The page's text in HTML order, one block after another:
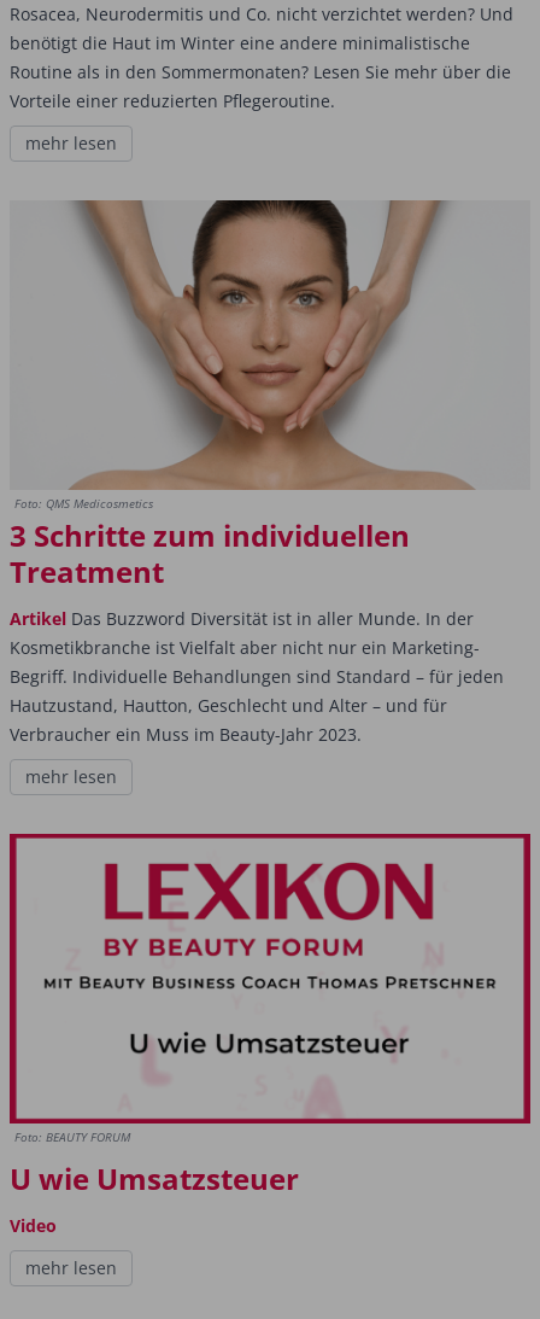
Rosacea, Neurodermitis und Co. nicht verzichtet werden? Und
benötigt die Haut im Winter eine andere minimalistische
Routine als in den Sommermonaten? Lesen Sie mehr über die
Vorteile einer reduzierten Pflegeroutine.
mehr lesen
Foto: QMS Medicosmetics
3 Schritte zum individuellen
Treatment
Artikel Das Buzzword Diversität ist in aller Munde. In der
Kosmetikbranche ist Vielfalt aber nicht nur ein Marketing-
Begriff. Individuelle Behandlungen sind Standard – für jeden
Hautzustand, Hautton, Geschlecht und Alter – und für
Verbraucher ein Muss im Beauty-Jahr 2023.
mehr lesen
Foto: BEAUTY FORUM
U wie Umsatzsteuer
Video
mehr lesen